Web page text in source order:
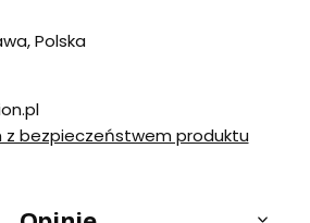
Polska
z bezpieczeństwem produktu